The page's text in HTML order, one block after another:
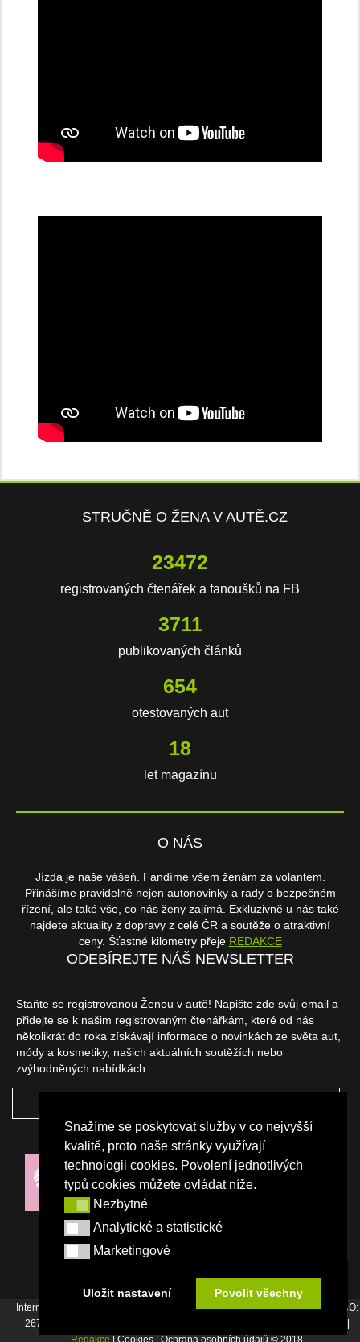
Snažíme se poskytovat služby v co nejvyšší
kvalitě, proto naše stránky využívají
technologii cookies. Povolení jednotlivých
typů cookies můžete ovládat níže.
NezbytnéNezbytné
Analytické a statistické
Analytické a statistické
Marketingové
Marketingové
Uložit nastavení Povolit všechny
STRUČNĚ O ŽENA V AUTĚ.CZ
23472
registrovaných čtenářek a fanoušků na FB
3711
publikovaných článků
654
otestovaných aut
18
let magazínu
O NÁS
Jízda je naše vášeň. Fandíme všem ženám za volantem.
Přinášíme pravidelně nejen autonovinky a rady o bezpečném
řízení, ale také vše, co nás ženy zajímá. Exkluzivně u nás také
najdete aktuality z dopravy z celé ČR a soutěže o atraktivní
ceny. Šťastné kilometry přeje REDAKCE
ODEBÍREJTE NÁŠ NEWSLETTER
Staňte se registrovanou Ženou v autě! Napište zde svůj email a
přidejte se k našim registrovaným čtenářkám, které od nás
několikrát do roka získávají informace o novinkách ze světa aut,
módy a kosmetiky, našich aktuálních soutěžích nebo
zvýhodněných nabídkách.
NAŠI PARTNEŘI
Internetový magazín Žena v autě vydává vydavatelství Srdce Evropy s.r.o., IČO:
26744007, Bořivojova 17, Praha 3, Tel. : +420 222 726 364 |
Redakce | Cookies | Ochrana osobních údajů © 2018